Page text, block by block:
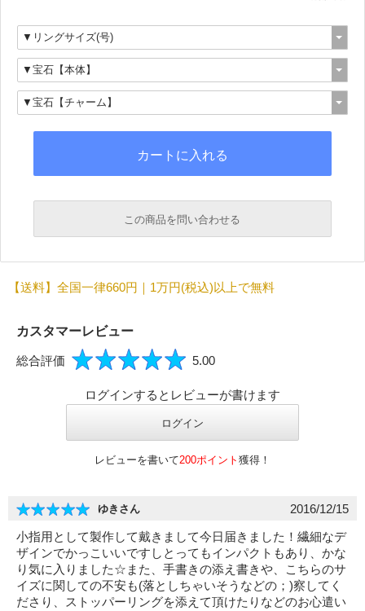
この商品を問い合わせる
Eメール
【送料】全国一律660円｜1万円(税込)以上で無料
カスタマーレビュー
総合評価 5.00
ログインするとレビューが書けます
レビューを書いて200ポイント 獲得！
ゆきさん
2016/12/15
小指用として製作して戴きまして今日届きました！繊細なデ
ザインでかっこいいですしとってもインパクトもあり、かな
り気に入りました☆また、手書きの添え書きや、こちらのサ
イズに関しての不安も(落としちゃいそうなどの；)察してく
ださり、ストッパーリングを添えて頂けたりなどのお心遣い